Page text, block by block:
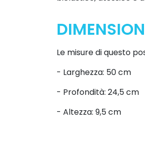
Le misure di questo
- Larghezza: 50 cm
- Profondità: 24,5 cm
- Altezza: 9,5 cm